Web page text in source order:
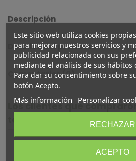
Descripción
Detalles del producto
Comentarios (0)
Los clientes que
también compraron:
Este sitio web utiliza cookies
para mejorar nuestros servicios y
publicidad relacionada con sus
mediante el análisis de sus hábitos
Para dar su consentimiento sobre
botón Acepto.
Más información Personalizar
RECHAZAR
ACEPTO